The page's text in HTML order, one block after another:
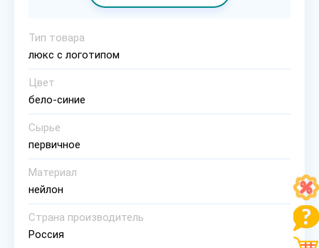
Тип товара
люкс с логотипом
Цвет
бело-синие
Сырье
первичное
Материал
нейлон
Страна производитель
Россия